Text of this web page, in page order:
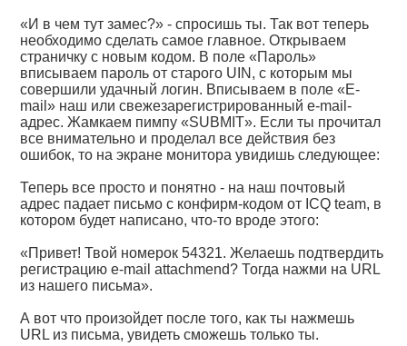
«И в чем тут замес?» - спросишь ты. Так вот теперь
необходимо сделать самое главное. Открываем
страничку с новым кодом. В поле «Пароль»
вписываем пароль от старого UIN, с которым мы
совершили удачный логин. Вписываем в поле «E-
mail» наш или свежезарегистрированный e-mail-
адрес. Жамкаем пимпу «SUBMIT». Если ты прочитал
все внимательно и проделал все действия без
ошибок, то на экране монитора увидишь следующее:
Теперь все просто и понятно - на наш почтовый
адрес падает письмо с конфирм-кодом от ICQ team, в
котором будет написано, что-то вроде этого:
«Привет! Твой номерок 54321. Желаешь подтвердить
регистрацию e-mail attachmend? Тогда нажми на URL
из нашего письма».
А вот что произойдет после того, как ты нажмешь
URL из письма, увидеть сможешь только ты.